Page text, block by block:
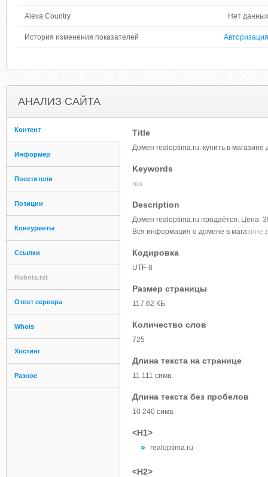
Alexa Country Нет данных
История изменения показателей Авторизация
АНАЛИЗ САЙТА
Контент
Информер
Посетители
Позиции
Конкуренты
Ссылки
Robots.txt
Ответ сервера
Whois
Хостинг
Разное
Title
Домен realoptima.ru: купить в
Keywords
n/a
Description
Домен realoptima.ru продаётся. Цена:
Вся информация о домене в магазине
Кодировка
UTF-8
Размер страницы
117.62 КБ
Количество слов
725
Длина текста на странице
11 111 симв.
Длина текста без пробелов
10 240 симв.
<H1>
realoptima.ru
<H2>